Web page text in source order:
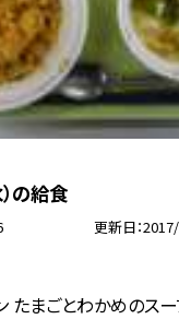
）の給食
更新日
たまごとわかめのス